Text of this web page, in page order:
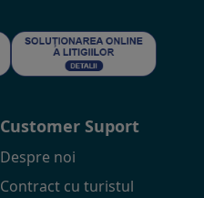
Customer Suport
Despre noi
Contract cu turistul